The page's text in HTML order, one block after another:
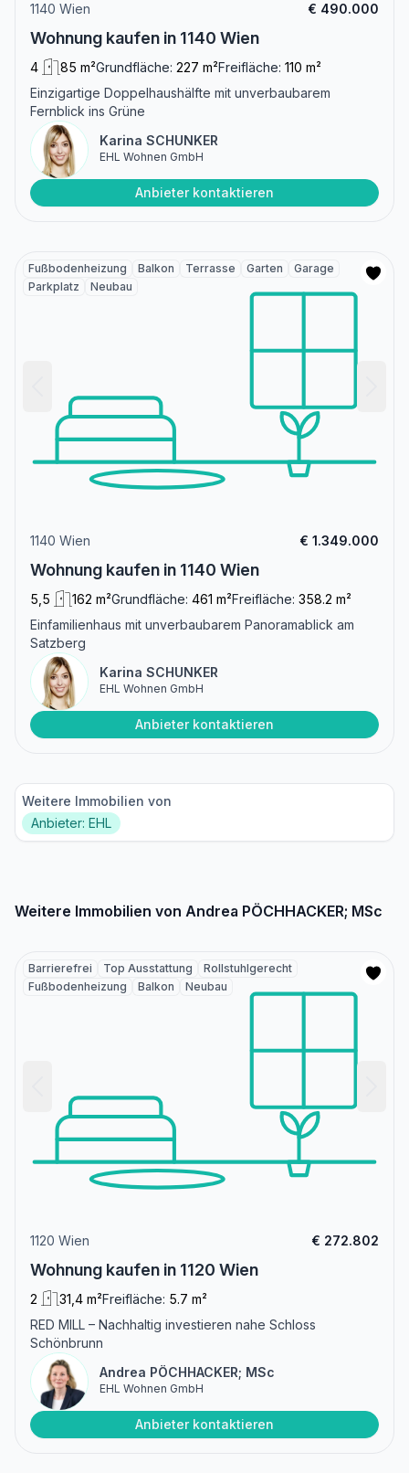
1140 Wien € 490.000
Wohnung kaufen in 1140 Wien
4 85 m²Grundfläche: 227 m²Freifläche: 110 m²
Einzigartige Doppelhaushälfte mit unverbaubarem
Fernblick ins Grüne
Karina SCHUNKER
EHL Wohnen GmbH
Anbieter kontaktieren
Fußbodenheizung Balkon Terrasse Garten
Garage
Parkplatz
Neubau
1140 Wien € 1.349.000
Wohnung kaufen in 1140 Wien
5,5 162 m²Grundfläche: 461 m²Freifläche: 358.2 m²
Einfamilienhaus mit unverbaubarem Panoramablick am
Satzberg
Karina SCHUNKER
EHL Wohnen GmbH
Anbieter kontaktieren
Weitere Immobilien von
Anbieter: EHL
Weitere Immobilien von Andrea PÖCHHACKER; MSc
Barrierefrei Top Ausstattung
Rollstuhlgerecht
Fußbodenheizung
Balkon Neubau
1120 Wien € 272.802
Wohnung kaufen in 1120 Wien
2 31,4 m²Freifläche: 5.7 m²
RED MILL – Nachhaltig investieren nahe Schloss
Schönbrunn
Andrea PÖCHHACKER; MSc
EHL Wohnen GmbH
Anbieter kontaktieren